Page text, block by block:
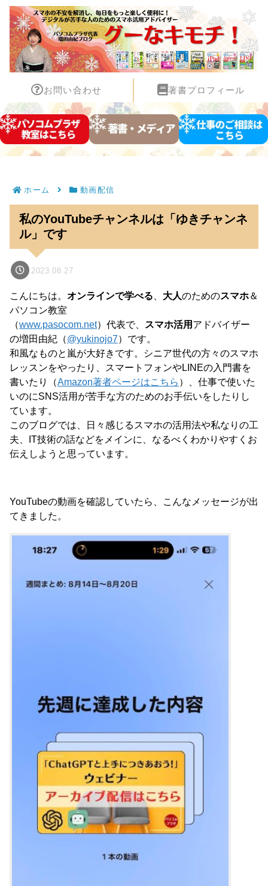
お問い合わせ 著書プロフィール
ホーム 動画配信
私のYouTubeチャンネルは「ゆきチャンネ
ル」です
2023.08.27
こんにちは。 オンラインで学べる 大人のためのスマホ＆
パソコン教室
（www.pasocom.net）代表で、 スマホ活用 アドバイザー
の増田由紀（@yukinojo7）です。
和風なものと嵐が大好きです。シニア世代の方々のスマホ
レッスンをやったり、スマートフォンやLINEの入門書を
書いたり（Amazon著者ページはこちら ）、仕事で使いた
いのにSNS活用が苦手な方のためのお手伝いをしたりし
ています。
このブログでは、日々感じるスマホの活用法や私なりの工
夫、IT技術の話などをメインに、なるべくわかりやすくお
伝えしようと思っています。
YouTubeの動画を確認していたら、こんなメッセージが出
てきました。